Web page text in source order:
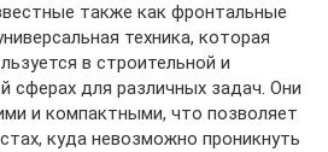
также как фронтальные
техника, которая
в строительной и
сферах для различных задач. Они
и компактными, что позволяет
куда невозможно проникнуть